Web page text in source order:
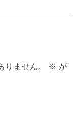
りません。 ※ が